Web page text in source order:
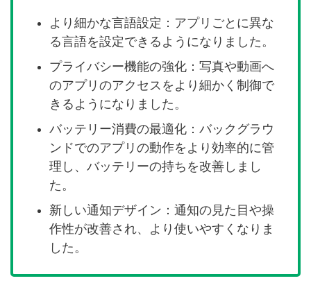
より細かな言語設定：アプリごとに異な
る言語を設定できるようになりました。
プライバシー機能の強化：写真や動画へ
のアプリのアクセスをより細かく制御で
きるようになりました。
バッテリー消費の最適化：バックグラウ
ンドでのアプリの動作をより効率的に管
理し、バッテリーの持ちを改善しまし
た。
新しい通知デザイン：通知の見た目や操
作性が改善され、より使いやすくなりま
した。